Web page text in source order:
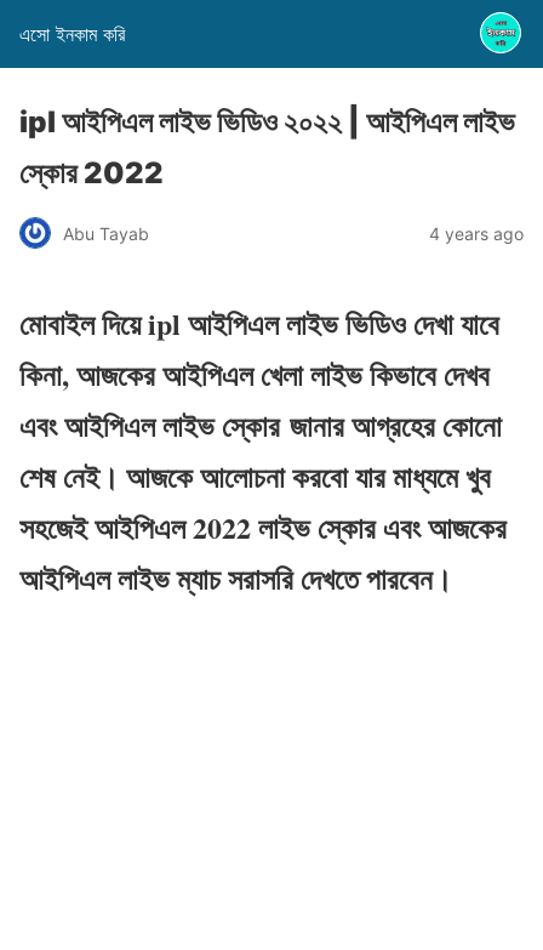
এসো ইনকাম করি
ipl আইপিএল লাইভ ভিডিও ২০২২ | আইপিএল লাইভ
স্কোর 2022
Abu Tayab 4 years ago
মোবাইল দিয়ে ipl আইপিএল লাইভ ভিডিও দেখা যাবে
কিনা, আজকের আইপিএল খেলা লাইভ কিভাবে দেখব
এবং আইপিএল লাইভ স্কোর জানার আগ্রহের কোনো
শেষ নেই। আজকে আলোচনা করবো যার মাধ্যমে খুব
সহজেই আইপিএল 2022 লাইভ স্কোর এবং আজকের
আইপিএল লাইভ ম্যাচ সরাসরি দেখতে পারবেন।